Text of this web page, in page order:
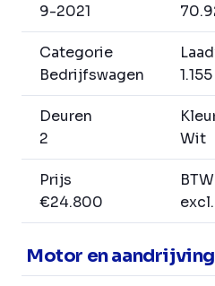
9-2021
Categorie
Bedrijfswagen
Deuren
2
Wit
Prijs
€24.800
Motor en aandrijving